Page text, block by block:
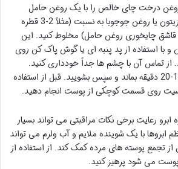
روغن درخت چای خالص را با یک روغن حامل
مانند روغن نارگیل روغن زیتون یا روغن جوجوبا به نسبت (مثلاً 2-3 قطره
چایخوری روغن حامل) مخلوط کنید. این
و با استفاده از پد پنبه ای یا گوش پاک کن روی
از تماس آن با چشم ها جداً خودداری کنید.
اجازه دهید برای حدود 15-20 دقیقه بماند و سپس بشویید. قبل از استفاده
روی قسمت کوچکی از پوست انجام دهید.
ابرو رعایت برخی نکات مراقبتی می تواند بسیار
با یک شوینده ملایم و آب ولرم می تواند
تجمع پوسته های مرده کمک کند. از استفاده از
می شود پرهیز کنید.